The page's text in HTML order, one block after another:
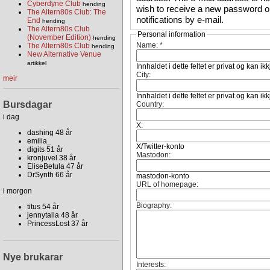
Cyberdyne Club hending
The Altern80s Club: The
End hending
The Altern80s Club
(November Edition) hending
The Altern80s Club hending
New Alternative Venue
artikkel
meir
Bursdagar
i dag
dashing 48 år
emilia_
digits 51 år
kronjuvel 38 år
EliseBetula 47 år
DrSynth 66 år
i morgon
titus 54 år
jennytalia 48 år
PrincessLost 37 år
Nye brukarar
wish to receive a new password
notifications by e-mail.
Personal information
Name:*
Innhaldet i dette feltet er privat og kan
City:
Innhaldet i dette feltet er privat og kan
Country:
X:
X/Twitter-konto
Mastodon:
mastodon-konto
URL of homepage:
Biography:
Interests: